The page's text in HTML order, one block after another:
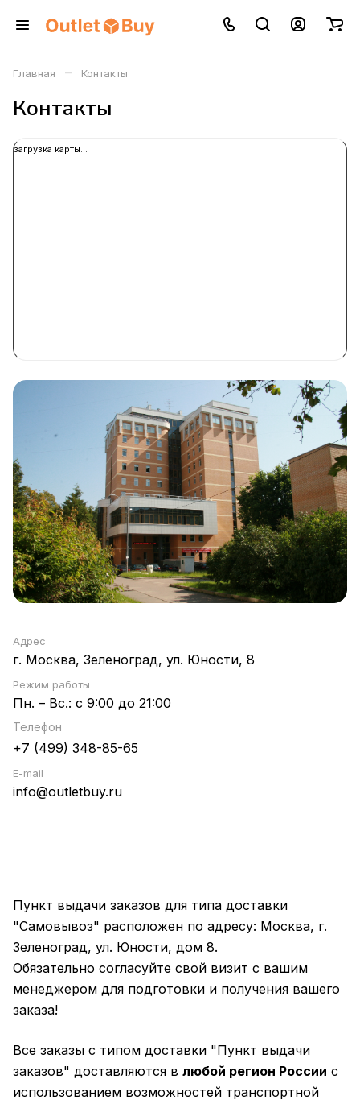
Главная – Контакты
Контакты
Адрес
г. Москва, Зеленоград, ул. Юности, 8
Режим работы
Пн. – Вс.: с 9:00 до 21:00
Телефон
+7 (499) 348-85-65
E-mail
info@outletbuy.ru
Пункт выдачи заказов для типа доставки
"Самовывоз" расположен по адресу: Москва, г.
Зеленоград, ул. Юности, дом 8.
Обязательно согласуйте свой визит с вашим
менеджером для подготовки и получения вашего
заказа!
Все заказы с типом доставки "Пункт выдачи
заказов" доставляются в любой регион России с
использованием возможностей транспортной
загрузка карты...